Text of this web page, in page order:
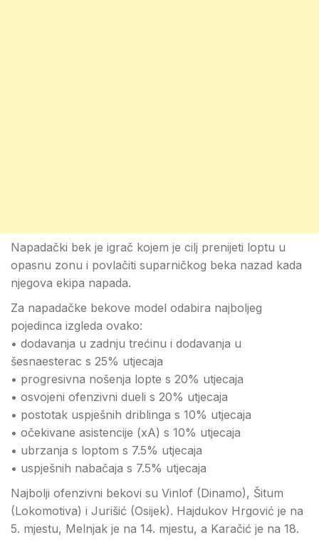
Napadački bek je igrač kojem je cilj prenijeti loptu u
opasnu zonu i povlačiti suparničkog beka nazad kada
njegova ekipa napada.
Za napadačke bekove model odabira najboljeg
pojedinca izgleda ovako:
• dodavanja u zadnju trećinu i dodavanja u
šesnaesterac s 25% utjecaja
• progresivna nošenja lopte s 20% utjecaja
• osvojeni ofenzivni dueli s 20% utjecaja
• postotak uspješnih driblinga s 10% utjecaja
• očekivane asistencije (xA) s 10% utjecaja
• ubrzanja s loptom s 7.5% utjecaja
• uspješnih nabačaja s 7.5% utjecaja
Najbolji ofenzivni bekovi su Vinlof (Dinamo), Šitum
(Lokomotiva) i Jurišić (Osijek). Hajdukov Hrgović je na
5. mjestu, Melnjak je na 14. mjestu, a Karačić je na 18.